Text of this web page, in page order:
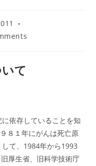
て
依存していることを知
８１年にがんは死亡原
て、1984年から1993
厚生省、旧科学技術庁